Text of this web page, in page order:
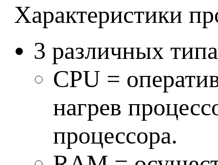
Характеристики
3 различных
CPU =
нагрев
процессора.